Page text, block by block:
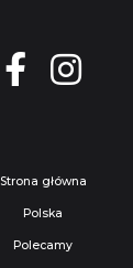
Strona główna
Polska
Polecamy